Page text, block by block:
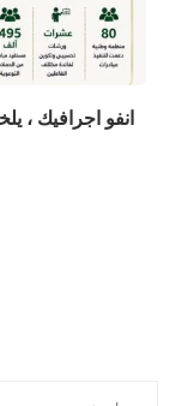
انفو اجرافيك ،